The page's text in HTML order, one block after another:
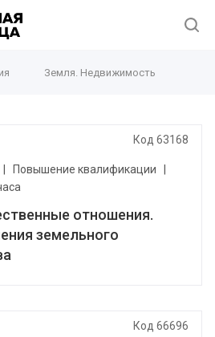
Земля. Недвижимость
Код 63168
Повышение квалификации
отношения.
земельного
Код 66696